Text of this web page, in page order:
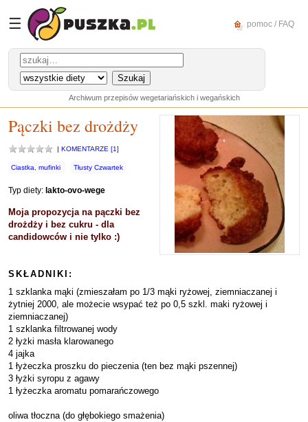
☰ pomoc / FAQ
Archiwum przepisów wegetariańskich i wegańskich
Pączki bez drożdży
| KOMENTARZE [1]
Ciastka, mufinki Tłusty Czwartek
Typ diety: lakto-ovo-wege
Moja propozycja na pączki bez
drożdży i bez cukru - dla
candidowców i nie tylko :)
SKŁADNIKI:
1 szklanka mąki (zmieszałam po 1/3 mąki ryżowej, ziemniaczanej i
żytniej 2000, ale możecie wsypać też po 0,5 szkl. maki ryżowej i
ziemniaczanej)
1 szklanka filtrowanej wody
2 łyżki masła klarowanego
4 jajka
1 łyżeczka proszku do pieczenia (ten bez mąki pszennej)
3 łyżki syropu z agawy
1 łyżeczka aromatu pomarańczowego
oliwa tłoczna (do głębokiego smażenia)